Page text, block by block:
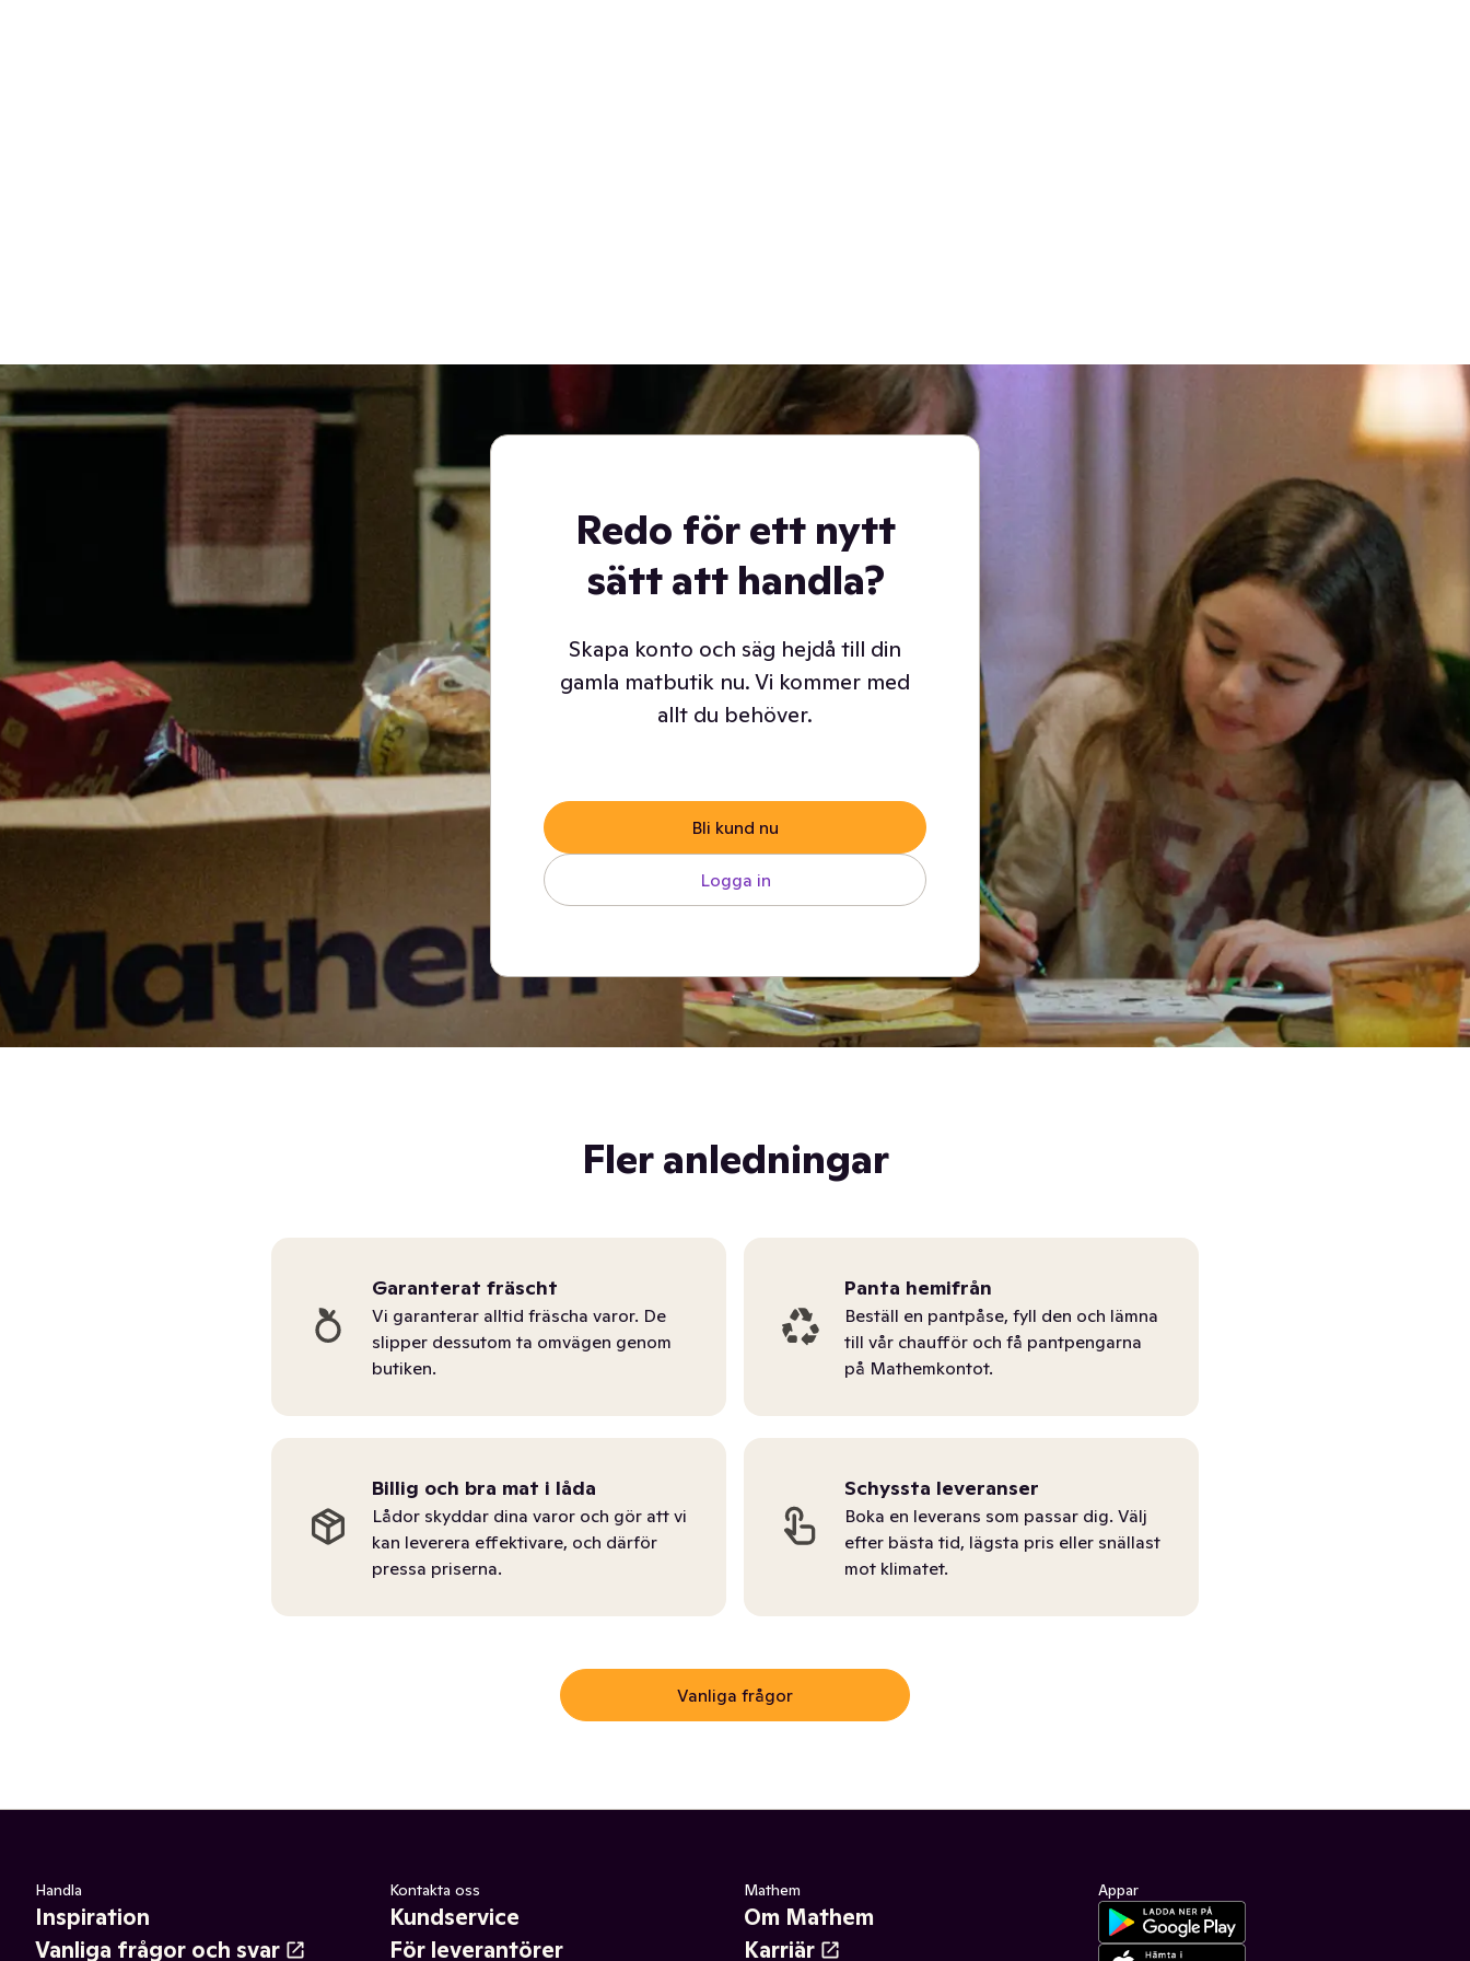
Redo för ett nytt
sätt att handla?
Skapa konto och säg hejdå till din
gamla matbutik nu. Vi kommer med
allt du behöver.
Bli kund nu
Logga in
Fler anledningar
Garanterat fräscht
Vi garanterar alltid fräscha varor. De
slipper dessutom ta omvägen genom
butiken.
Panta hemifrån
Beställ en pantpåse, fyll den och lämna
till vår chaufför och få pantpengarna
på Mathemkontot.
Billig och bra mat i låda
Lådor skyddar dina varor och gör att vi
kan leverera effektivare, och därför
pressa priserna.
Schyssta leveranser
Boka en leverans som passar dig. Välj
efter bästa tid, lägsta pris eller snällast
mot klimatet.
Vanliga frågor
Handla
Inspiration
Vanliga frågor och svar
Kontakta oss
Kundservice
För leverantörer
Mathem
Om Mathem
Karriär
Appar